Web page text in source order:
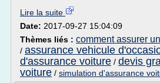
Lire la suite
Date: 2017-09-27 15:04:09
Thèmes liés : comment assurer
/ assurance vehicule
d'assurance voiture / devis
voiture / simulation d'assurance